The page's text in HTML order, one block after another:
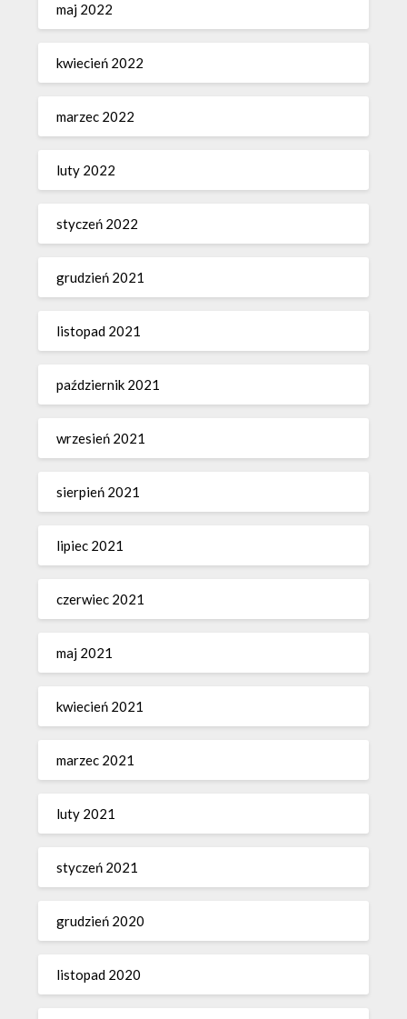
maj 2022
kwiecień 2022
marzec 2022
luty 2022
styczeń 2022
grudzień 2021
listopad 2021
październik 2021
wrzesień 2021
sierpień 2021
lipiec 2021
czerwiec 2021
maj 2021
kwiecień 2021
marzec 2021
luty 2021
styczeń 2021
grudzień 2020
listopad 2020